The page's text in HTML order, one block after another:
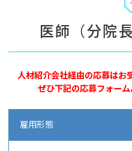
医師（分院
人材紹介会社経由の応募はお
ぜひ下記の応募フォーム
雇用形態